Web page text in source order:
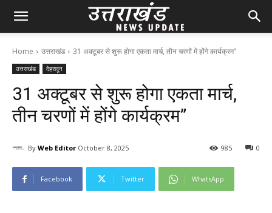
Home उत्तराखंड 31 अक्टूबर से शुरू होगा एकता मार्च, तीन चरणों में होंगे कार्यक्रम”
उत्तराखंड देहरादून
31 अक्टूबर से शुरू होगा एकता मार्च,
तीन चरणों में होंगे कार्यक्रम”
By Web Editor October 8, 2025 0
985
Facebook Twitter WhatsApp